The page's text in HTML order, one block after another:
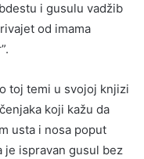
i gusulu vadžib
od imama
toj temi u svojoj knjizi
koji kažu da
usta i nosa poput
je ispravan gusul bez